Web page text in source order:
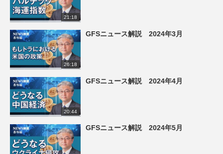
21:18
26:18
GFSニュース解説 2024年3月
20:44
GFSニュース解説 2024年4月
GFSニュース解説 2024年5月